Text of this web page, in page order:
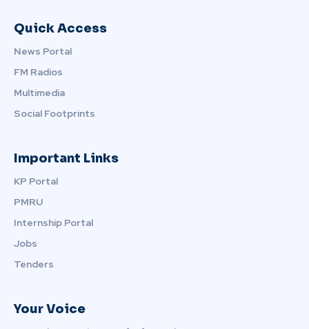
Quick Access
News Portal
FM Radios
Multimedia
Social Footprints
Important Links
KP Portal
PMRU
Internship Portal
Jobs
Tenders
Your Voice